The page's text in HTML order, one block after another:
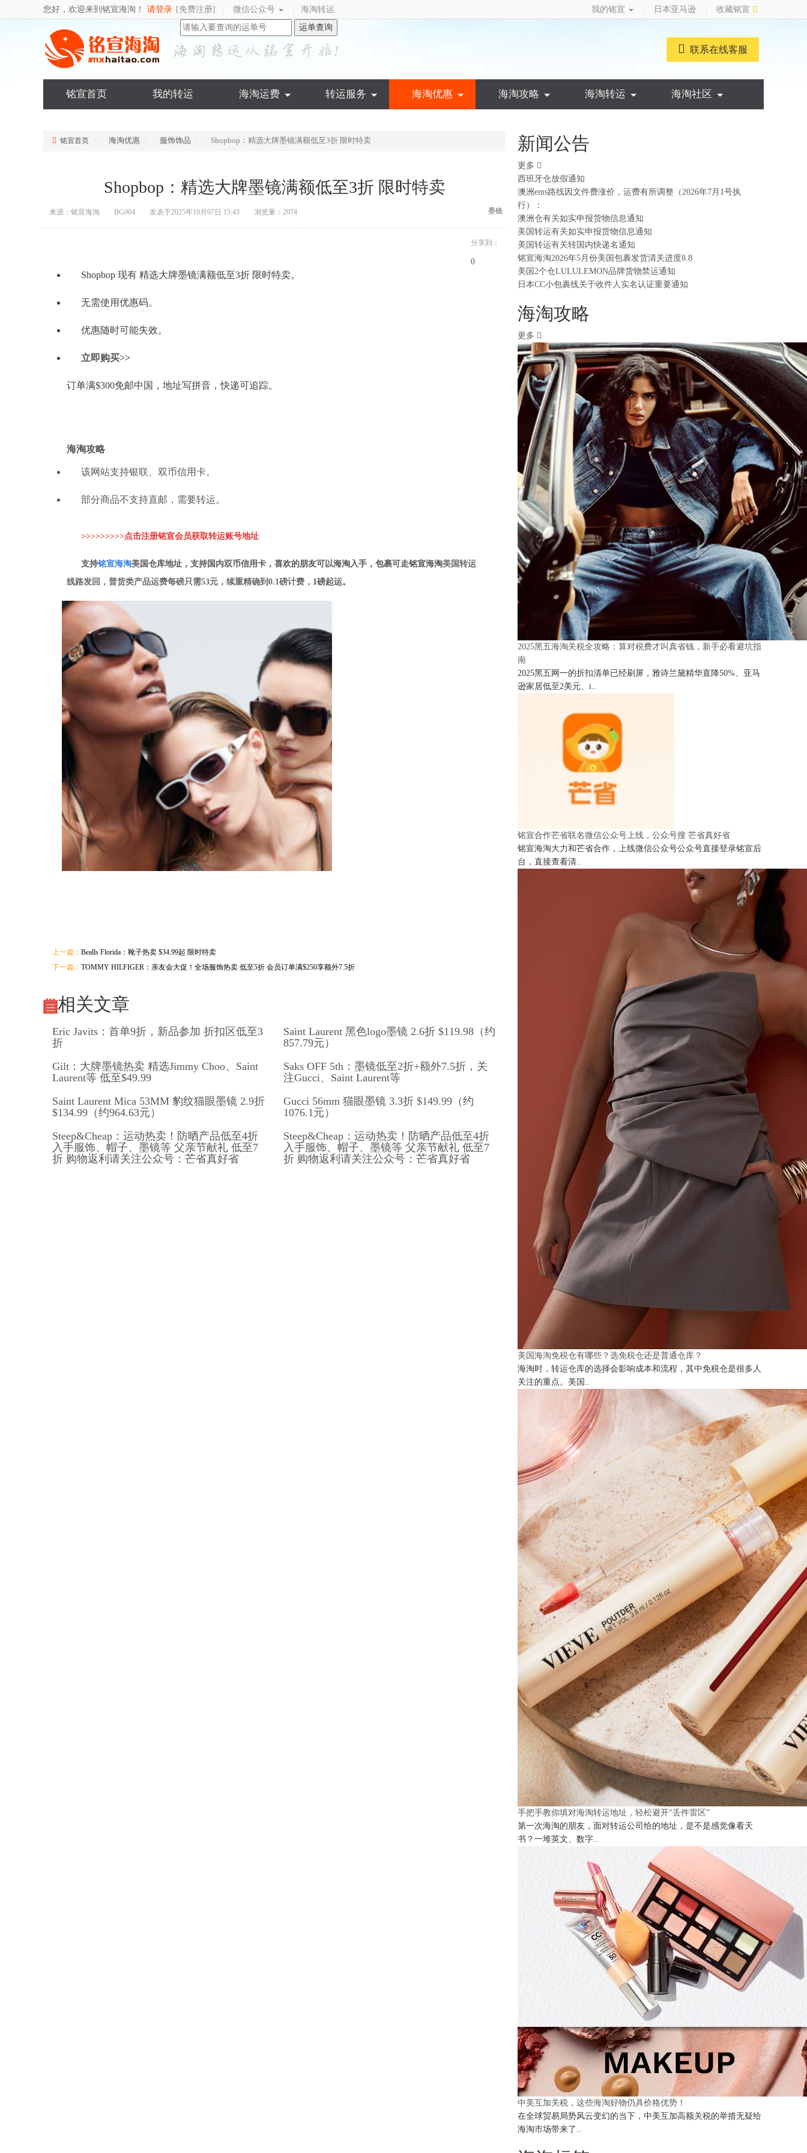
您好，欢迎来到铭宣海淘！ 请登录 [免费注册] 微信公众号 海淘转运 我的铭宣 日本亚马逊
收藏铭宣
运单查询
联系在线客服
铭宣首页 我的转运 海淘运费 转运服务 海淘优惠 海淘攻略 海淘转运 海淘社区
铭宣首页 海淘优惠 服饰饰品 Shopbop：精选大牌墨镜满额低至3折 限时特卖
Shopbop：精选大牌墨镜满额低至3折 限时特卖
来源：铭宣海淘 BG004 发表于2025年10月07日 15:43 浏览量：2074 墨镜
分享到：
0
Shopbop 现有 精选大牌墨镜满额低至3折 限时特卖。
无需使用优惠码。
优惠随时可能失效。
立即购买>>
订单满$300免邮中国，地址写拼音，快递可追踪。
海淘攻略
该网站支持银联、双币信用卡。
部分商品不支持直邮，需要转运。
>>>>>>>>>点击注册铭宣会员获取转运账号地址
支持铭宣海淘美国仓库地址，支持国内双币信用卡，喜欢的朋友可以海淘入手，包裹可走铭宣海淘美国转运
线路发回，普货类产品运费每磅只需53元，续重精确到0.1磅计费， 1磅起运。
上一篇： Bealls Florida：靴子热卖 $34.99起 限时特卖
下一篇： TOMMY HILFIGER：亲友会大促！全场服饰热卖 低至5折 会员订单满$250享额外7.5折
相关文章
Eric Javits：首单9折，新品参加 折扣区低至3
折
Saint Laurent 黑色logo墨镜 2.6折 $119.98（约
857.79元）
Gilt：大牌墨镜热卖 精选Jimmy Choo、Saint
Laurent等 低至$49.99
Saks OFF 5th：墨镜低至2折+额外7.5折，关
注Gucci、Saint Laurent等
Saint Laurent Mica 53MM 豹纹猫眼墨镜 2.9折
$134.99（约964.63元）
Gucci 56mm 猫眼墨镜 3.3折 $149.99（约
1076.1元）
Steep&Cheap：运动热卖！防晒产品低至4折
入手服饰、帽子、墨镜等 父亲节献礼 低至7
折 购物返利请关注公众号：芒省真好省
Steep&Cheap：运动热卖！防晒产品低至4折
入手服饰、帽子、墨镜等 父亲节献礼 低至7
折 购物返利请关注公众号：芒省真好省
新闻公告
更多
西班牙仓放假通知
澳洲ems路线因文件费涨价，运费有所调整（2026年7月1号执
行）：
澳洲仓有关如实申报货物信息通知
美国转运有关如实申报货物信息通知
美国转运有关转国内快递名通知
铭宣海淘2026年5月份美国包裹发货清关进度8.8
美国2个仓LULULEMON品牌货物禁运通知
日本CC小包裹线关于收件人实名认证重要通知
海淘攻略
更多
2025黑五海淘关税全攻略：算对税费才叫真省钱，新手必看避坑指
南
2025黑五网一的折扣清单已经刷屏，雅诗兰黛精华直降50%、亚马
逊家居低至2美元、i..
铭宣合作芒省联名微信公众号上线，公众号搜 芒省真好省
铭宣海淘大力和芒省合作，上线微信公众号公众号直接登录铭宣后
台，直接查看清..
美国海淘免税仓有哪些？选免税仓还是普通仓库？
海淘时，转运仓库的选择会影响成本和流程，其中免税仓是很多人
关注的重点。美国..
手把手教你填对海淘转运地址，轻松避开“丢件雷区”
第一次海淘的朋友，面对转运公司给的地址，是不是感觉像看天
书？一堆英文、数字..
中美互加关税，这些海淘好物仍具价格优势！
在全球贸易局势风云变幻的当下，中美互加高额关税的举措无疑给
海淘市场带来了..